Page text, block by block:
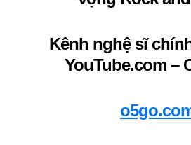
Kênh nghệ sĩ
YouTube.com –